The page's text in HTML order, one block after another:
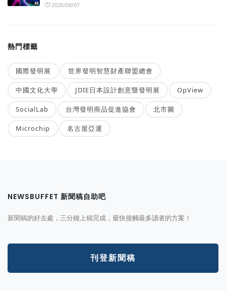
2026/08/07
熱門標籤
國際發明展 世界發明智慧財產聯盟總會
中國文化大學 JDIE日本設計創意暨發明展 OpView
SocialLab 台灣發明商品促進協會 北市圖
Microchip 名古屋亞運
NEWSBUFFET 新聞稿自助吧
新聞稿的好去處，三分鐘上稿完成，最快接觸最多讀者的方案！
刊登新聞稿